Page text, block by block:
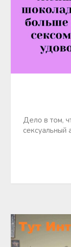
Дело в том,
сексуальный